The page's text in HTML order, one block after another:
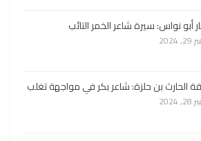
أبو نواس: سيرة شاعر الخمر التائب
الحارث بن حلزة: شاعر بكر في مواجهة تغلب